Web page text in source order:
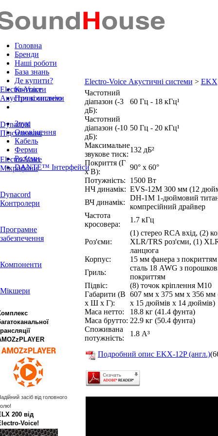
Головна
Бренди
Наші роботи
База знань
Де купити?
Контакти
Про компанію
Звук
Оповіщення
Кабель
Ферми
Роз'єми
DANTE™ Інтерфейси
Electro-Voice
Акустичні системи
Dynacord
Підсилювачі
Electro-Voice
Мікрофони
Dynacord
Контролери
Програмне
забезпечення
Компоненти
Мікшери
засіб від головного
200 від
Electro-Voice Акустичні системи > EKX
Частотний
діапазон (-3
дБ):
60 Гц - 18 кГц¹
Частотний
діапазон (-10
дБ):
50 Гц - 20 кГц¹
Максимальне
звукове тиск:
132 дБ²
Покриття (Г
x В):
90° x 60°
Потужність:
1500 Вт
НЧ динамік: EVS-12M 300 мм (12
ВЧ динамік:
DH-1M 1-дюймовий
компресійний драйвер
Частота
кросовера:
1.7 кГц
Роз'єми:
(1) стерео RCA вхід, (2)
XLR/TRS роз'єми, (1)
ланцюга
Корпус:
15 мм фанера з
Гриль:
сталь 18 AWG з
покриттям
Підвіс:
(8) точок кріплення M10
Габарити (В
x Ш x Г):
607 мм x 375 мм x 356 мм
x 15 дюймів x 14 дюймів)
Маса нетто:
18.8 кг (41.4 фунта)
Маса брутто: 22.9 кг (50.4 фунта)
Споживана
потужність:
1.8 А³
Подробний опис EKX-12P (англ.)